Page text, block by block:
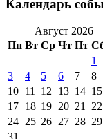
Календарь
Август 2026
Пн Вт Ср Чт Пт
1
3
4 5 6 7 8
10 11 12 13 14 15
17 18 19 20 21 22
24 25 26 27 28 29
31